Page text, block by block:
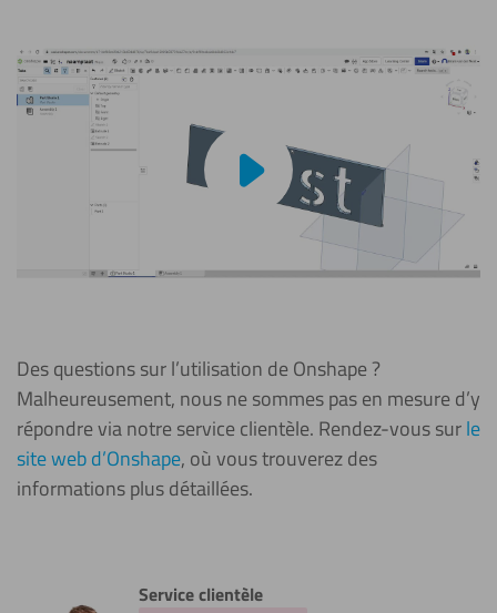
Lire la vidéo
Des questions sur l’utilisation de Onshape ?
Malheureusement, nous ne sommes pas en mesure d’y
répondre via notre service clientèle. Rendez-vous surle
site web d’Onshape, où vous trouverez des
informations plus détaillées.
Service clientèle